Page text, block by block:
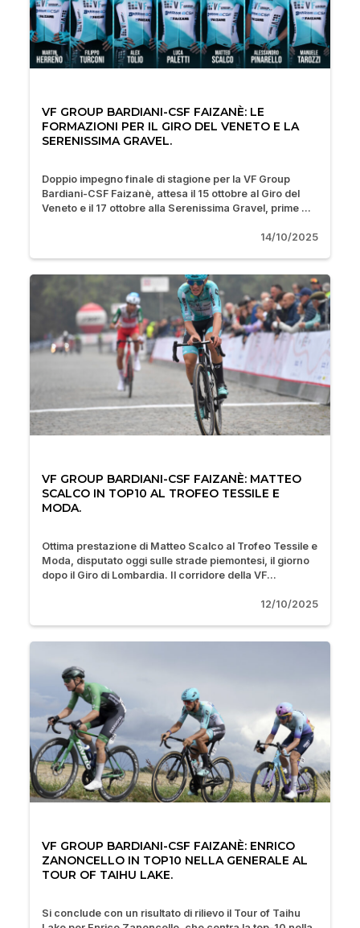
VF GROUP BARDIANI-CSF FAIZANÈ: LE
FORMAZIONI PER IL GIRO DEL VENETO E LA
SERENISSIMA GRAVEL.
Doppio impegno finale di stagione per la VF Group
Bardiani-CSF Faizanè, attesa il 15 ottobre al Giro del
Veneto e il 17 ottobre alla Serenissima Gravel, prime ...
14/10/2025
VF GROUP BARDIANI-CSF FAIZANÈ: MATTEO
SCALCO IN TOP10 AL TROFEO TESSILE E
MODA.
Ottima prestazione di Matteo Scalco al Trofeo Tessile e
Moda, disputato oggi sulle strade piemontesi, il giorno
dopo il Giro di Lombardia. Il corridore della VF...
12/10/2025
VF GROUP BARDIANI-CSF FAIZANÈ: ENRICO
ZANONCELLO IN TOP10 NELLA GENERALE AL
TOUR OF TAIHU LAKE.
Si conclude con un risultato di rilievo il Tour of Taihu